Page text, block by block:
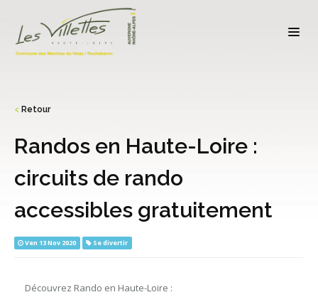
< Retour
Randos en Haute-Loire :
circuits de rando
accessibles gratuitement
Ven 13 Nov 2020 Se divertir
Découvrez Rando en Haute-Loire :